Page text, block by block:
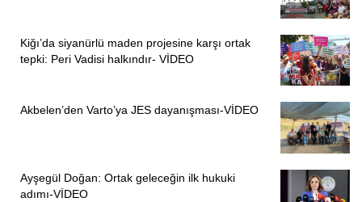
Kiğı’da siyanürlü maden projesine karşı ortak
tepki: Peri Vadisi halkındır- VİDEO
Akbelen’den Varto’ya JES dayanışması-VİDEO
Ayşegül Doğan: Ortak geleceğin ilk hukuki
adımı-VİDEO